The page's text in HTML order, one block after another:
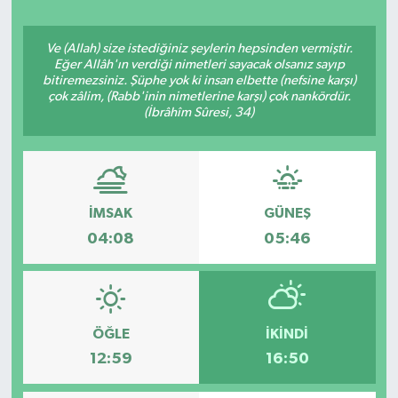
Ve (Allah) size istediğiniz şeylerin hepsinden vermiştir.
Eğer Allâh'ın verdiği nimetleri sayacak olsanız sayıp
bitiremezsiniz. Şüphe yok ki insan elbette (nefsine karşı)
çok zâlim, (Rabb'inin nimetlerine karşı) çok nankördür.
(İbrâhîm Sûresi, 34)
İMSAK
04:08
GÜNEŞ
05:46
ÖĞLE
12:59
İKINDI
16:50
Eleman
Gündem
Gurme
İlçe Haberleri
Kültür & Sanat